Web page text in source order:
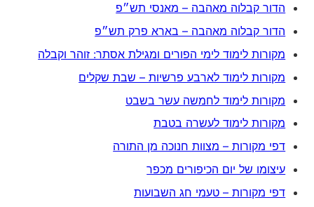
הדור קבלוה מאהבה – מאנסי תש״פ
הדור קבלוה מאהבה – בארא פרק תש״פ
מקורות לימוד לימי הפורים ומגילת אסתר: זוהר וקבלה
מקורות לימוד לארבע פרשיות – שבת שקלים
מקורות לימוד לחמשה עשר בשבט
מקורות לימוד לעשרה בטבת
דפי מקורות – מצוות חנוכה מן התורה
עיצומו של יום הכיפורים מכפר
דפי מקורות – טעמי חג השבועות